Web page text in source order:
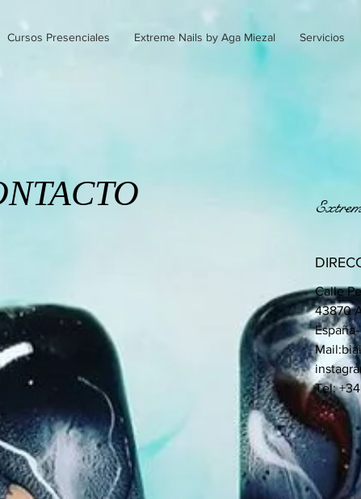
Cursos Presenciales Extreme Nails by Aga Miezal Servicios
Calle
43870
Mail:
Tel: